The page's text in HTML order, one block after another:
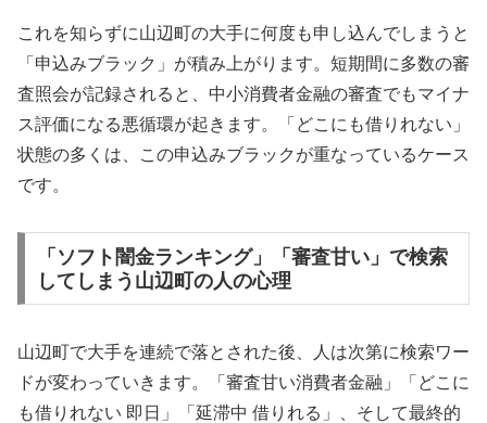
これを知らずに山辺町の大手に何度も申し込んでしまうと
「申込みブラック」が積み上がります。短期間に多数の審
査照会が記録されると、中小消費者金融の審査でもマイナ
ス評価になる悪循環が起きます。「どこにも借りれない」
状態の多くは、この申込みブラックが重なっているケース
です。
「ソフト闇金ランキング」「審査甘い」で検索
してしまう山辺町の人の心理
山辺町で大手を連続で落とされた後、人は次第に検索ワー
ドが変わっていきます。「審査甘い消費者金融」「どこに
も借りれない 即日」「延滞中 借りれる」、そして最終的